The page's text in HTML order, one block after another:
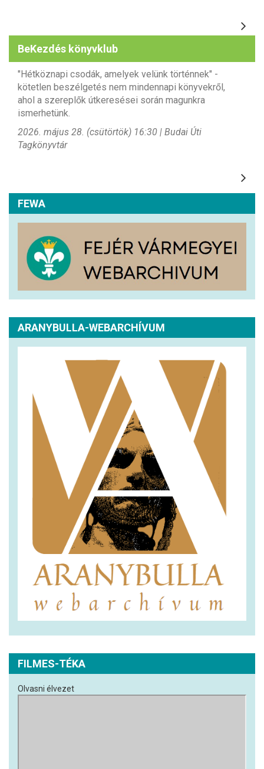
BeKezdés könyvklub
"Hétköznapi csodák, amelyek velünk történnek" -
kötetlen beszélgetés nem mindennapi könyvekről,
ahol a szereplők útkeresései során magunkra
ismerhetünk.
2026. május 28. (csütörtök) 16:30 | Budai Úti
Tagkönyvtár
FEWA
ARANYBULLA-WEBARCHÍVUM
FILMES-TÉKA
Olvasni élvezet